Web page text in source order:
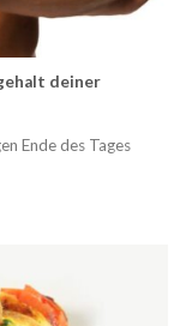
deiner
Ende des Tages